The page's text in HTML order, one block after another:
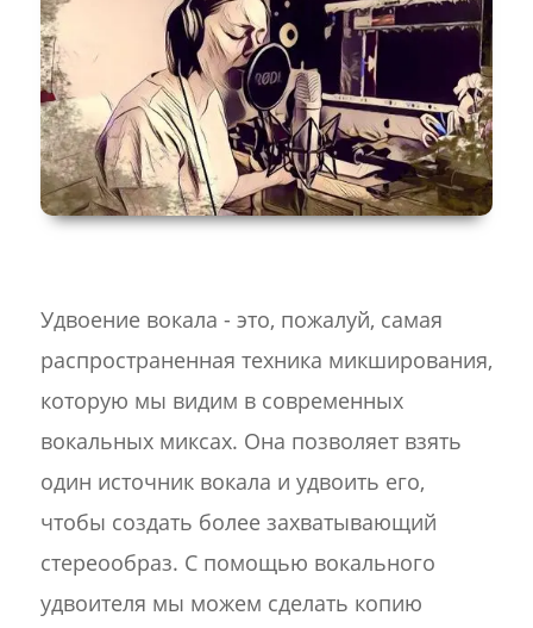
Удвоение вокала - это, пожалуй, самая
распространенная техника микширования,
которую мы видим в современных
вокальных миксах. Она позволяет взять
один источник вокала и удвоить его,
чтобы создать более захватывающий
стереообраз. С помощью вокального
удвоителя мы можем сделать копию